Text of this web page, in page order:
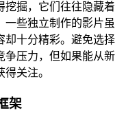
挖掘，它们往往隐藏着
一些独立制作的影片虽
却十分精彩。避免选择
争压力，但如果能从新
关注。
架